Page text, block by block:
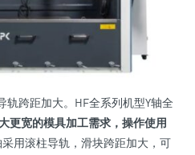
轨跨距加大。HF全系列机型Y轴全
更宽的模具加工需求，操作使用
采用滚柱导轨，滑块跨距加大，可